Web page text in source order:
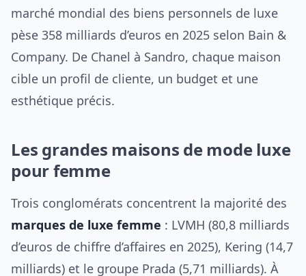
marché mondial des biens personnels de luxe
pèse 358 milliards d’euros en 2025 selon Bain &
Company. De Chanel à Sandro, chaque maison
cible un profil de cliente, un budget et une
esthétique précis.
Les grandes maisons de mode luxe
pour femme
Trois conglomérats concentrent la majorité des
marques de luxe femme : LVMH (80,8 milliards
d’euros de chiffre d’affaires en 2025), Kering (14,7
milliards) et le groupe Prada (5,71 milliards). À